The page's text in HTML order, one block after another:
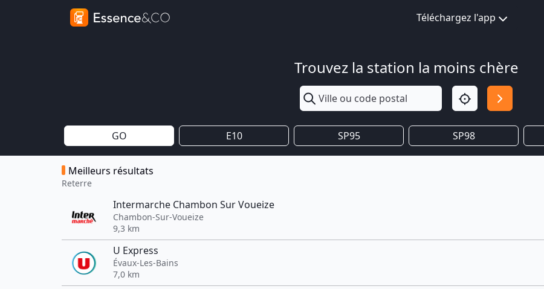
Téléchargez l'app
Trouvez la station la moins chère
GO E10 SP95 SP98
Meilleurs résultats
Reterre
Intermarche Chambon Sur Voueize
Chambon-Sur-Voueize
9,3 km
U Express
Évaux-Les-Bains
7,0 km